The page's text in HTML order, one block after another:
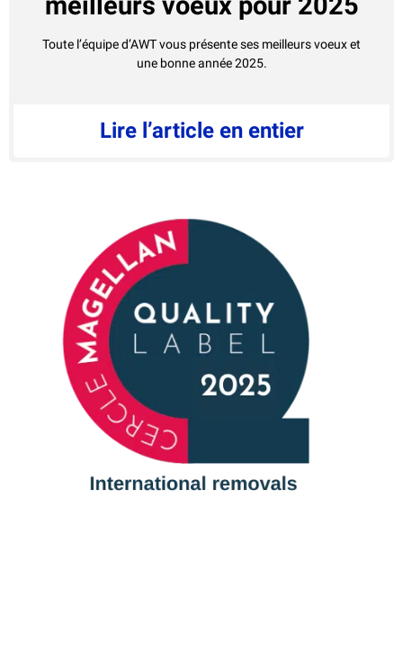
Toute l’équipe d’AWT vous présente ses meilleurs voeux et
une bonne année 2025.
Lire l’article en entier